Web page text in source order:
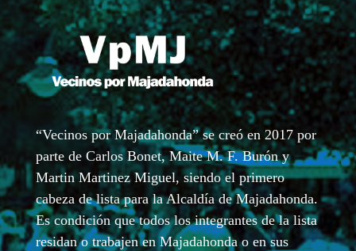
“Vecinos por Majadahonda” se creó en 2017 por
parte de Carlos Bonet, Maite M. F. Burón y
Martin Martinez Miguel, siendo el primero
cabeza de lista para la Alcaldía de Majadahonda.
Es condición que todos los integrantes de la lista
residan o trabajen en Majadahonda o en sus